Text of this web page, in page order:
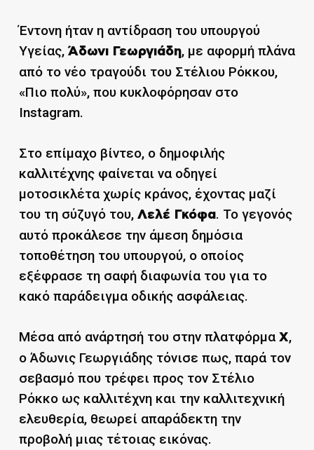
Έντονη ήταν η αντίδραση του υπουργού
Υγείας,Άδωνι Γεωργιάδη, με αφορμή πλάνα
από το νέο τραγούδι του Στέλιου Ρόκκου,
«Πιο πολύ», που κυκλοφόρησαν στο
Instagram.
Στο επίμαχο βίντεο, ο δημοφιλής
καλλιτέχνης φαίνεται να οδηγεί
μοτοσικλέτα χωρίς κράνος, έχοντας μαζί
του τη σύζυγό του, Λελέ Γκόφα. Το γεγονός
αυτό προκάλεσε την άμεση δημόσια
τοποθέτηση του υπουργού, ο οποίος
εξέφρασε τη σαφή διαφωνία του για το
κακό παράδειγμα οδικής ασφάλειας.
Μέσα από ανάρτησή του στην πλατφόρμα Χ,
ο Άδωνις Γεωργιάδης τόνισε πως, παρά τον
σεβασμό που τρέφει προς τον Στέλιο
Ρόκκο ως καλλιτέχνη και την καλλιτεχνική
ελευθερία, θεωρεί απαράδεκτη την
προβολή μιας τέτοιας εικόνας.